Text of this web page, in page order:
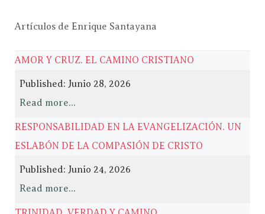
Artículos de Enrique Santayana
AMOR Y CRUZ. EL CAMINO CRISTIANO
Published: Junio 28, 2026
Read more...
RESPONSABILIDAD EN LA EVANGELIZACIÓN. UN
ESLABÓN DE LA COMPASIÓN DE CRISTO
Published: Junio 24, 2026
Read more...